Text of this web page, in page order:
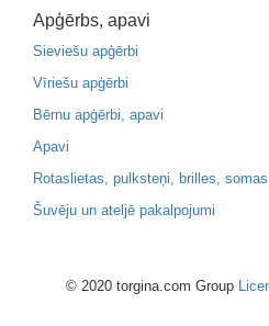
Apģērbs, apavi
Sieviešu apģērbi
Vīriešu apģērbi
Bērnu apģērbi, apavi
Apavi
Rotaslietas, pulksteņi, brilles, somas
Šuvēju un ateljē pakalpojumi
© 2020 torgina.com Group